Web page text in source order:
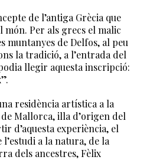
de l’antiga Grècia que
món. Per als grecs el malic
muntanyes de Delfos, al peu
la tradició, a l’entrada del
llegir aquesta inscripció:
residència artística a la
Mallorca, illa d’origen del
d’aquesta experiència, el
a la natura, de la
dels ancestres, Fèlix